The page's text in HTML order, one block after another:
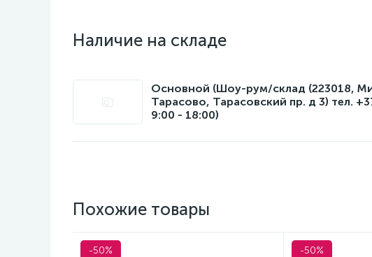
Наличие на складе
Основной (Шоу-рум/склад (223018,
Тарасово, Тарасовский пр. д 3) тел.
9:00 - 18:00)
Похожие товары
-50% -50%